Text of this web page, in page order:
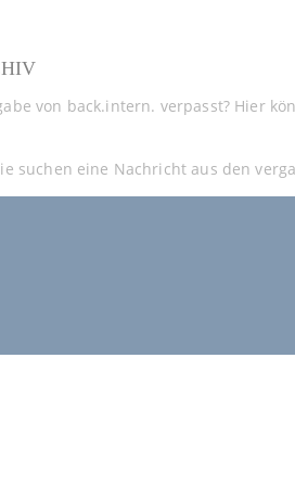
von back.intern. verpasst? Hier
suchen eine Nachricht aus den